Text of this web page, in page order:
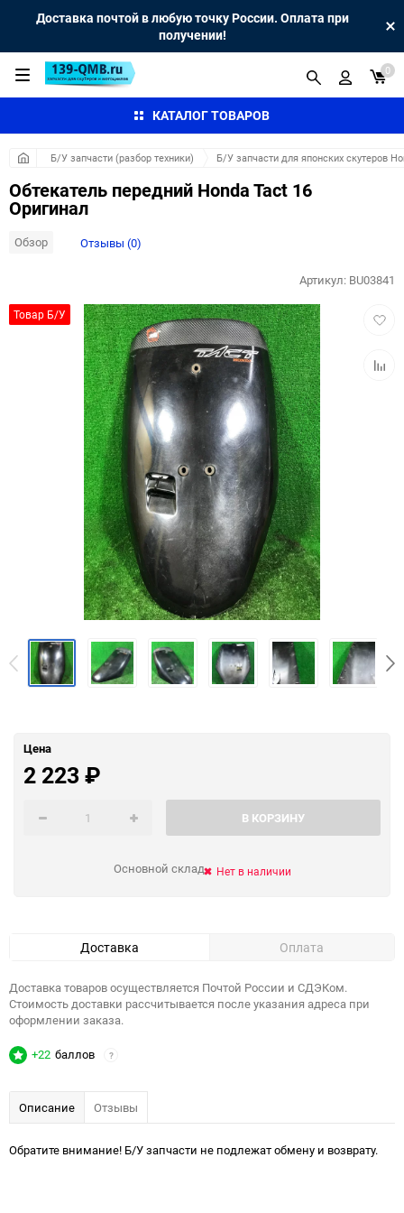
Доставка почтой в любую точку России. Оплата при
получении!
КАТАЛОГ ТОВАРОВ
0
Б/У запчасти (разбор техники) Б/У запчасти для японских скутеров
Обтекатель передний Honda Tact 16
Оригинал
Обзор Отзывы (0)
Товар Б/У
Артикул: BU03841
Цена
2 223 ₽
В КОРЗИНУ
Основной склад Нет в наличии
Доставка Оплата
Доставка товаров осуществляется Почтой России и СДЭКом.
Стоимость доставки рассчитывается после указания адреса при
оформлении заказа.
+22 баллов ?
Описание Отзывы
Обратите внимание! Б/У запчасти не подлежат обмену и возврату.